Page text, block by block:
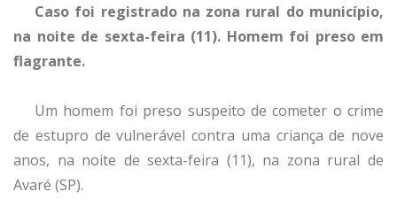
Caso foi registrado na zona rural do município,
na noite de sexta-feira (11). Homem foi preso em
flagrante.
Um homem foi preso suspeito de cometer o crime
de estupro de vulnerável contra uma criança de nove
anos, na noite de sexta-feira (11), na zona rural de
Avaré (SP).